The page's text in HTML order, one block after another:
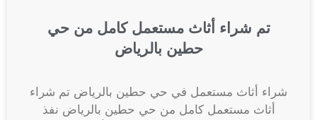
تم شراء أثاث مستعمل كامل من حي
حطين بالرياض
شراء أثاث مستعمل في حي حطين بالرياض تم شراء
أثاث مستعمل كامل من حي حطين بالرياض نفذ